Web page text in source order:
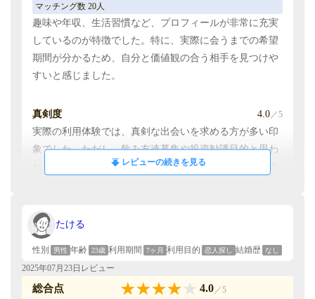
マッチング数 20人
趣味や年収、生活習慣など、プロフィールが非常に充実
しているのが特徴でした。特に、実際に会うまでの希望
期間が分かるため、自分と価値観の合う相手を見つけや
すいと感じました。
真剣度 4.0 ／5
実際の利用体験では、真剣な出会いを求める方が多い印
象でした。ただし、飲み友達募集や投資勧誘目的と思わ
れる方も少数いたため、プロフィールやメッセージの内
安全性
本人確認機能は評価できます。ただし、多くのユーザー
が早期のLINE交換を求める傾向があり、断ると攻撃的に
なる方もいました。メッセージのやり取りに一定の制限
を設けるなど、さらなる安全対策があると良いと感じま
レビューの続きを見る
たける
性別 男性 年齢 23歳 利用期間 7ヶ月 利用目的 恋人探し 結婚歴 なし
2025年07月23日レビュー
総合点 4.0／5